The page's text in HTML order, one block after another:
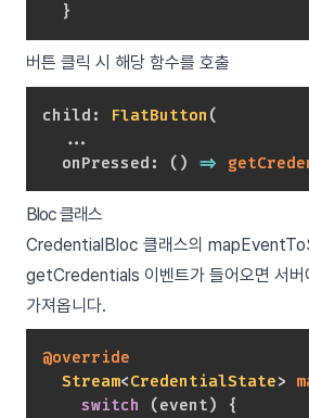
}
버튼 클릭 시 해당 함수를 호출
child : FlatButton (
...
  onPressed
: ( ) =>
Bloc 클래스
CredentialBloc 클래스의
getCredentials 이벤트가 들어오면 서버
가져옵니다.
@override
Stream<CredentialState>
switch
(event)
{